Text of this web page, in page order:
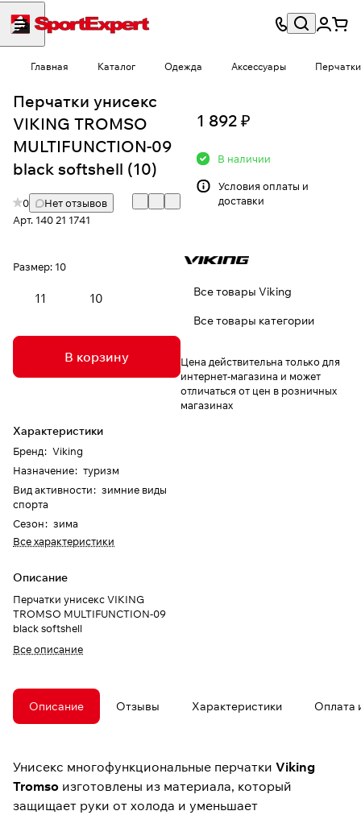
Главная Каталог Одежда Аксессуары Перчатки
Перчатки унисекс
VIKING TROMSO
MULTIFUNCTION-09
black softshell (10)
0
Нет отзывов
Арт. 140 21 1741
Размер: 10
11 10
В корзину
Характеристики
Бренд: Viking
Назначение: туризм
Вид активности: зимние виды
спорта
Сезон: зима
Все характеристики
Описание
Перчатки унисекс VIKING
TROMSO MULTIFUNCTION-09
black softshell
Все описание
1 892 ₽
В наличии
Условия оплаты и
доставки
Все товары Viking
Все товары категории
Цена действительна только для
интернет-магазина и может
отличаться от цен в розничных
магазинах
Описание Отзывы Характеристики Оплата
Унисекс многофункциональные перчатки Viking
Tromso изготовлены из материала, который
защищает руки от холода и уменьшает